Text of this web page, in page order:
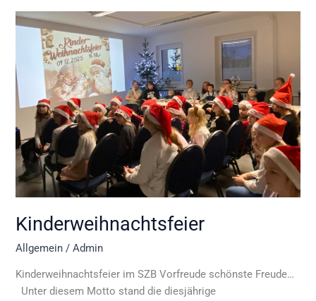
Kinderweihnachtsfeier
Allgemein /Admin
Kinderweihnachtsfeier im SZB Vorfreude schönste Freude…
Unter diesem Motto stand die diesjährige
Kinderweihnachtsfeier